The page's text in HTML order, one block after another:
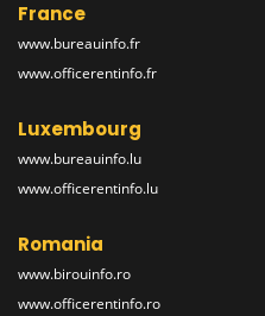
France
www.bureauinfo.fr
www.officerentinfo.fr
Luxembourg
www.bureauinfo.lu
www.officerentinfo.lu
Romania
www.birouinfo.ro
www.officerentinfo.ro